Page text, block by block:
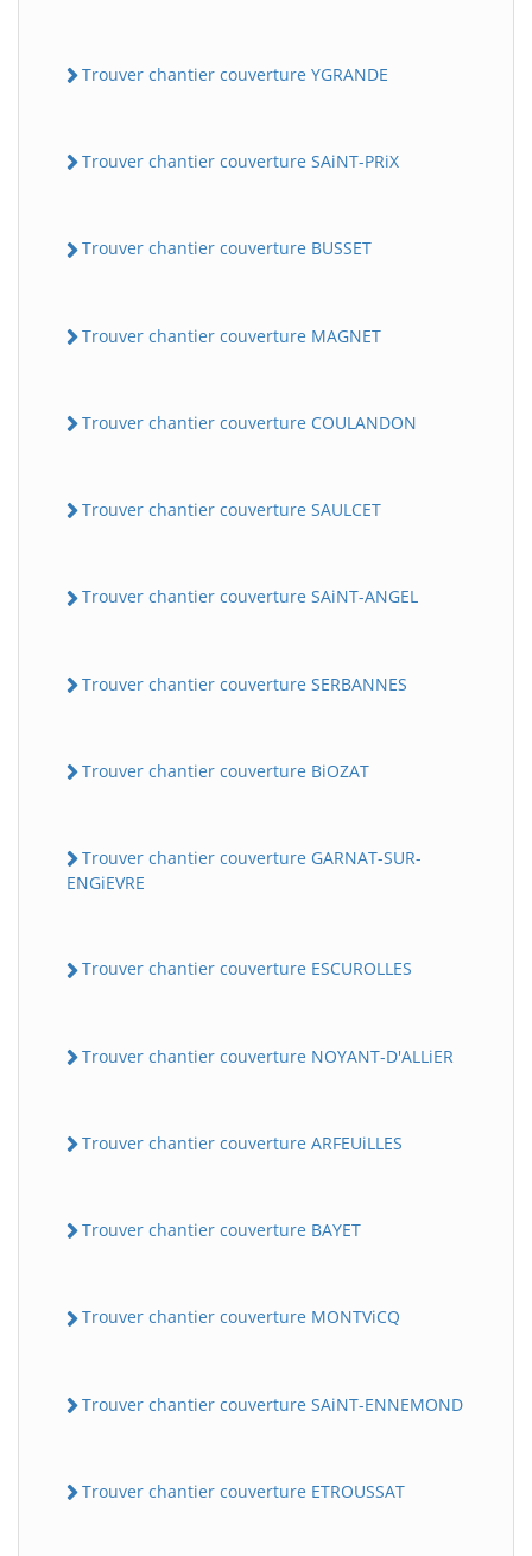
Trouver chantier couverture YGRANDE
Trouver chantier couverture SAiNT-PRiX
Trouver chantier couverture BUSSET
Trouver chantier couverture MAGNET
Trouver chantier couverture COULANDON
Trouver chantier couverture SAULCET
Trouver chantier couverture SAiNT-ANGEL
Trouver chantier couverture SERBANNES
Trouver chantier couverture BiOZAT
Trouver chantier couverture GARNAT-SUR-
ENGiEVRE
Trouver chantier couverture ESCUROLLES
Trouver chantier couverture NOYANT-D'ALLiER
Trouver chantier couverture ARFEUiLLES
Trouver chantier couverture BAYET
Trouver chantier couverture MONTViCQ
Trouver chantier couverture SAiNT-ENNEMOND
Trouver chantier couverture ETROUSSAT